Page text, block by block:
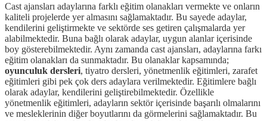
Cast ajansları adaylarına farklı eğitim olanakları vermekte ve onların
kaliteli projelerde yer almasını sağlamaktadır. Bu sayede adaylar,
kendilerini geliştirmekte ve sektörde ses getiren çalışmalarda yer
alabilmektedir. Buna bağlı olarak adaylar, uygun alanlar içerisinde
boy gösterebilmektedir. Aynı zamanda cast ajansları, adaylarına farkı
eğitim olanakları da sunmaktadır. Bu olanaklar kapsamında;
oyunculuk dersleri, tiyatro dersleri, yönetmenlik eğitimleri, zarafet
eğitimleri gibi pek çok ders adaylara verilmektedir. Eğitimlere bağlı
olarak adaylar, kendilerini geliştirebilmektedir. Özellikle
yönetmenlik eğitimleri, adayların sektör içerisinde başarılı olmalarını
ve mesleklerinin diğer boyutlarını da görmelerini sağlamaktadır. Bu